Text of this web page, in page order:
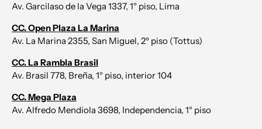
Av. Garcilaso de la Vega 1337, 1° piso, Lima
CC. Open Plaza La Marina
Av. La Marina 2355, San Miguel, 2º piso (Tottus)
CC. La Rambla Brasil
Av. Brasil 778, Breña, 1° piso, interior 104
CC. Mega Plaza
Av. Alfredo Mendiola 3698, Independencia, 1° piso